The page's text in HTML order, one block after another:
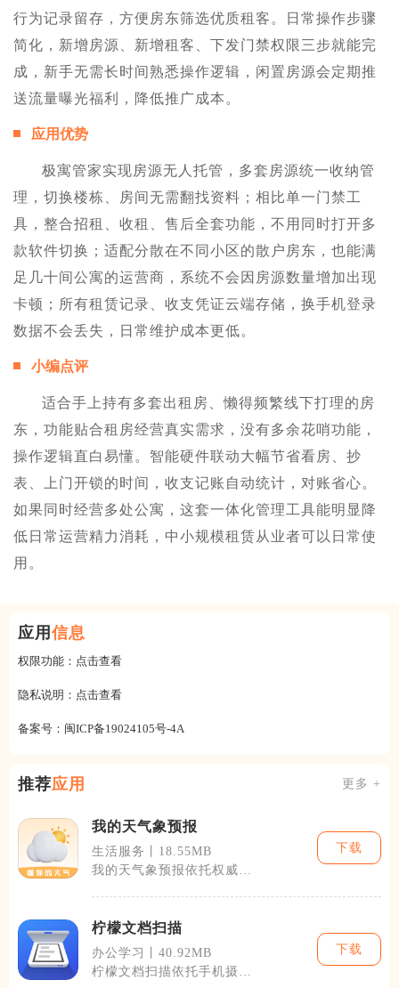
行为记录留存，方便房东筛选优质租客。日常操作步骤
简化，新增房源、新增租客、下发门禁权限三步就能完
成，新手无需长时间熟悉操作逻辑，闲置房源会定期推
送流量曝光福利，降低推广成本。
应用优势
极寓管家实现房源无人托管，多套房源统一收纳管
理，切换楼栋、房间无需翻找资料；相比单一门禁工
具，整合招租、收租、售后全套功能，不用同时打开多
款软件切换；适配分散在不同小区的散户房东，也能满
足几十间公寓的运营商，系统不会因房源数量增加出现
卡顿；所有租赁记录、收支凭证云端存储，换手机登录
数据不会丢失，日常维护成本更低。
小编点评
适合手上持有多套出租房、懒得频繁线下打理的房
东，功能贴合租房经营真实需求，没有多余花哨功能，
操作逻辑直白易懂。智能硬件联动大幅节省看房、抄
表、上门开锁的时间，收支记账自动统计，对账省心。
如果同时经营多处公寓，这套一体化管理工具能明显降
低日常运营精力消耗，中小规模租赁从业者可以日常使
用。
应用 信息
权限功能： 点击查看
隐私说明： 点击查看
备案号： 闽ICP备19024105号-4A
推荐应用 更多 +
我的天气象预报
生活服务丨18.55MB
我的天气象预报依托权威气
下载
柠檬文档扫描
办公学习丨40.92MB
柠檬文档扫描依托手机摄像
下载